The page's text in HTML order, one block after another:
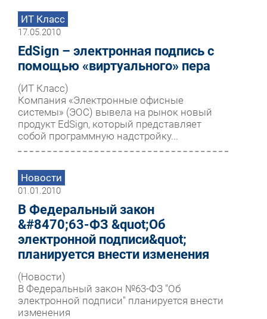
ИТ Класс
17.05.2010
EdSign – электронная подпись с
помощью «виртуального» пера
(ИТ Класс)
Компания «Электронные офисные
системы» (ЭОС) вывела на рынок новый
продукт EdSign, который представляет
собой программную надстройку...
Новости
01.01.2010
В Федеральный закон
&#8470;63-ФЗ &quot;Об
электронной подписи&quot;
планируется внести изменения
(Новости)
В Федеральный закон №63-ФЗ "Об
электронной подписи" планируется внести
изменения